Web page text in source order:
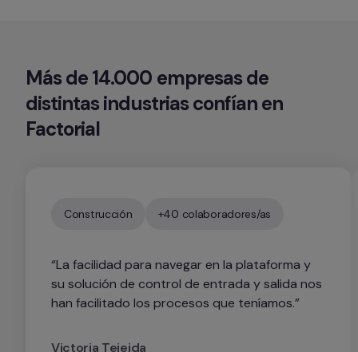
Más de 14.000 empresas de
distintas industrias confían en
Factorial
Construcción +40 colaboradores/as
“La facilidad para navegar en la plataforma y
su solución de control de entrada y salida nos
han facilitado los procesos que teníamos.”
Victoria Tejeida